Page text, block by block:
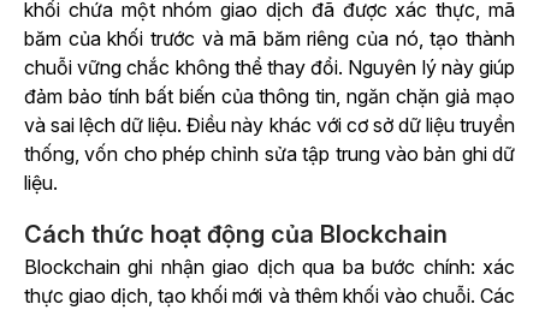
khối chứa một nhóm giao dịch đã được xác thực, mã
băm của khối trước và mã băm riêng của nó, tạo thành
chuỗi vững chắc không thể thay đổi. Nguyên lý này giúp
đảm bảo tính bất biến của thông tin, ngăn chặn giả mạo
và sai lệch dữ liệu. Điều này khác với cơ sở dữ liệu truyền
thống, vốn cho phép chỉnh sửa tập trung vào bản ghi dữ
liệu.
Cách thức hoạt động của Blockchain
Blockchain ghi nhận giao dịch qua ba bước chính: xác
thực giao dịch, tạo khối mới và thêm khối vào chuỗi. Các